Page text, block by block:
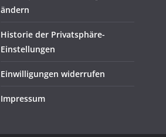
ändern
Historie der Privatsphäre-
Einstellungen
Einwilligungen widerrufen
Impressum